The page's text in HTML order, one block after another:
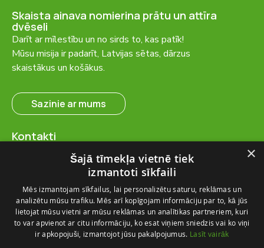
Skaista ainava nomierina prātu un attīra
dvēseli
Darīt ar mīlestību un no sirds to, kas patīk!
Mūsu misija ir padarīt, Latvijas sētas, dārzus
skaistākus un košākus.
Sazinie ar mums
Kontakti
Ventspils nov., Ugāles pag.,
Ugāle, “Salas” – 23, LV-3615
+371 28 767 262
info@flosfloret.com
Noderīga informācija
×
Šajā tīmekļa vietnē tiek
izmantoti sīkfaili
Mēs izmantojam sīkfailus, lai personalizētu saturu, reklāmas un
analizētu mūsu trafiku. Mēs arī kopīgojam informāciju par to, kā jūs
lietojat mūsu vietni ar mūsu reklāmas un analītikas partneriem, kuri
to var apvienot ar citu informāciju, ko esat viņiem sniedzis vai ko viņi
ir apkopojuši, izmantojot jūsu pakalpojumus. Lasīt vairāk